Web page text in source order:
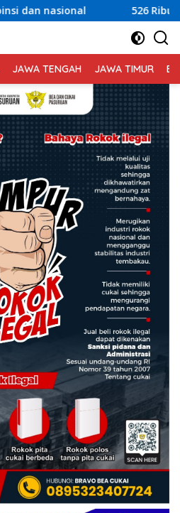
526 Ribu Anak di Lombok Timur
JAWA TENGAH JAWA TIMUR